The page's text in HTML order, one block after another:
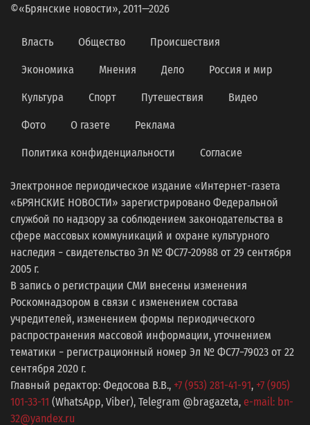
©«Брянские новости», 2011—2026
Власть Общество Происшествия
Экономика Мнения Дело Россия и мир
Культура Спорт Путешествия Видео
Фото О газете Реклама
Политика конфиденциальности Согласие
Электронное периодическое издание «Интернет-газета
«БРЯНСКИЕ НОВОСТИ» зарегистрировано Федеральной
службой по надзору за соблюдением законодательства в
сфере массовых коммуникаций и охране культурного
наследия − свидетельство Эл № ФС77-20988 от 29 сентября
2005 г.
В запись о регистрации СМИ внесены изменения
Роскомнадзором в связи с изменением состава
учредителей, изменением формы периодического
распространения массовой информации, уточнением
тематики − регистрационный номер Эл № ФС77−79023 от 22
сентября 2020 г.
Главный редактор: Федосова В.В., +7 (953) 281-41-91, +7 (905)
101-33-11 (WhatsApp, Viber), Telegram @bragazeta, e-mail: bn-
32@yandex.ru